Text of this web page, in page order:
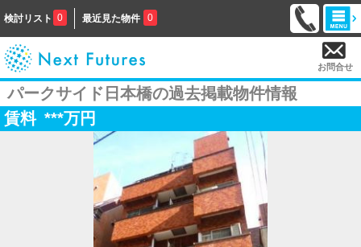
検討リスト 0 最近見た物件 0
お問合せ
パークサイド日本橋の過去掲載物件情報
賃料 ***万円